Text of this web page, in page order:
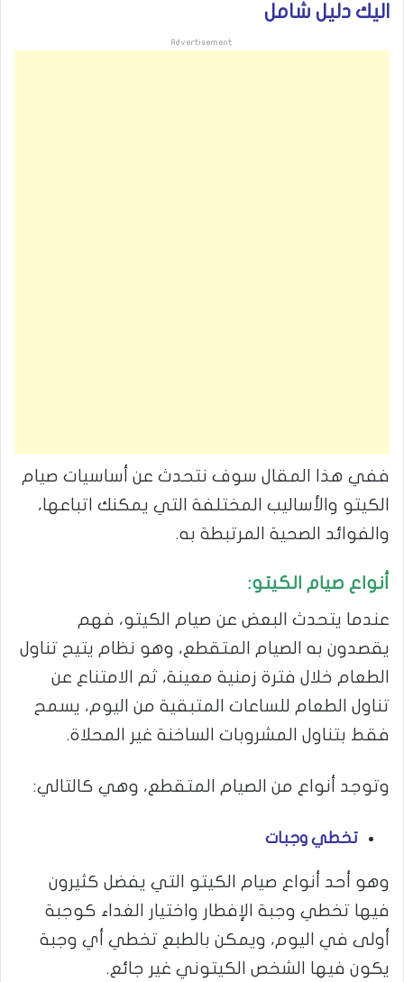
اليك دليل شامل
Advertisement
ففي هذا المقال سوف نتحدث عن أساسيات صيام
الكيتو والأساليب المختلفة التي يمكنك اتباعها،
والفوائد الصحية المرتبطة به.
أنواع صيام الكيتو:
عندما يتحدث البعض عن صيام الكيتو، فهم
يقصدون به الصيام المتقطع، وهو نظام يتيح تناول
الطعام خلال فترة زمنية معينة، ثم الامتناع عن
تناول الطعام للساعات المتبقية من اليوم، يسمح
فقط بتناول المشروبات الساخنة غير المحلاة.
وتوجد أنواع من الصيام المتقطع، وهي كالتالي:
تخطي وجبات
وهو أحد أنواع صيام الكيتو التي يفضل كثيرون
فيها تخطي وجبة الإفطار واختيار الغداء كوجبة
أولى في اليوم، ويمكن بالطبع تخطي أي وجبة
يكون فيها الشخص الكيتوني غير جائع.